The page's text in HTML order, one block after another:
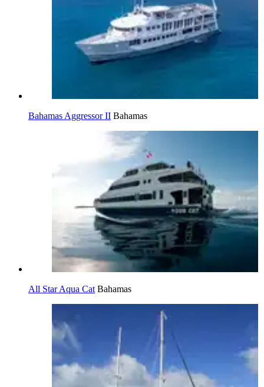
Bahamas Aggressor II Bahamas
All Star Aqua Cat Bahamas